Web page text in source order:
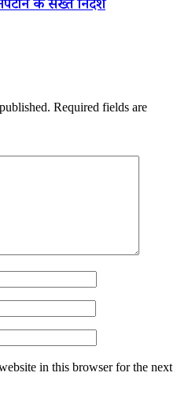
के सख्त निर्देश
Required fields are
in this browser for the next